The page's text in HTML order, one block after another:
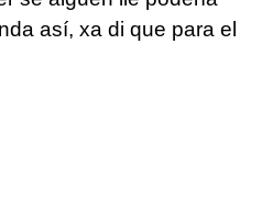
así, xa di que para el